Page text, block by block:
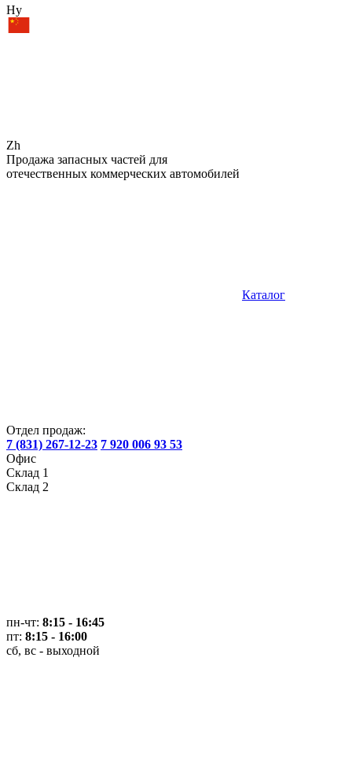
Hy
Zh
Продажа запасных частей для
отечественных коммерческих автомобилей
Каталог
Отдел продаж:
7 (831) 267-12-23 7 920 006 93 53
Офис
Склад 1
Склад 2
пн-чт: 8:15 - 16:45
пт: 8:15 - 16:00
сб, вс - выходной